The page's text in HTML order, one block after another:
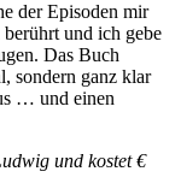
der Episoden mir
berührt und ich gebe
Das Buch
sondern ganz klar
… und einen
und kostet €